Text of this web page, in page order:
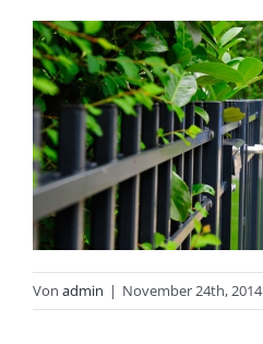
Von admin | November 24th, 2014